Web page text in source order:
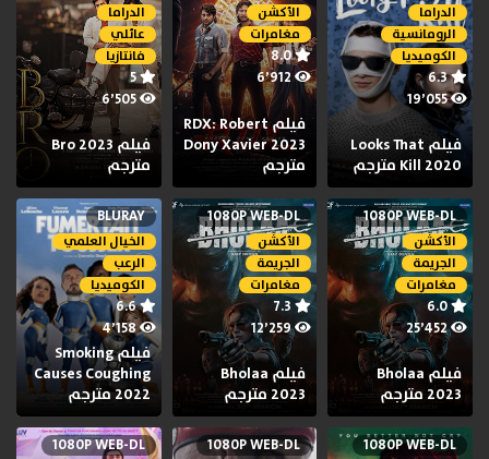
الدراما
الرومانسية
الكوميديا
6.3
19٬055
فيلم Looks That
Kill 2020 مترجم
الأكشن
مغامرات
8.0
6٬912
فيلم RDX: Robert
Dony Xavier 2023
مترجم
الدراما
عائلي
فانتازيا
5
6٬505
فيلم Bro 2023
مترجم
1080P WEB-DL
الأكشن
الجريمة
مغامرات
25٬452
فيلم Bholaa
2023 مترجم
1080P WEB-DL
الأكشن
الجريمة
مغامرات
7.3
12٬259
فيلم Bholaa
2023 مترجم
BLURAY
الخيال العلمي
الرعب
الكوميديا
6.6
4٬158
فيلم Smoking
Causes Coughing
2022 مترجم
1080P WEB-DL
1080P WEB-DL
1080P WEB-DL